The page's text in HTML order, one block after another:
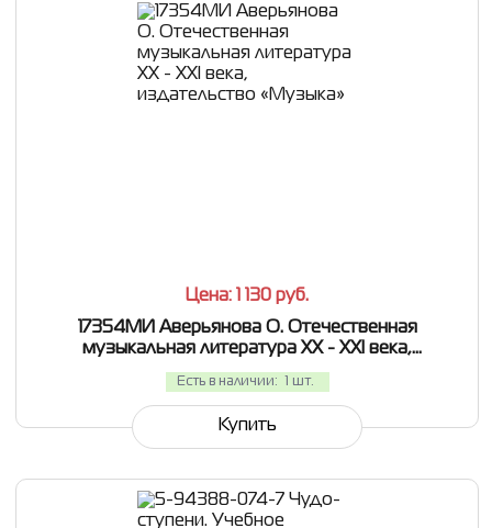
Цена: 1 130 руб.
17354МИ Аверьянова О. Отечественная
музыкальная литература XX - ХХI века,
издательство «Музыка»
Есть в наличии: 1 шт.
Купить